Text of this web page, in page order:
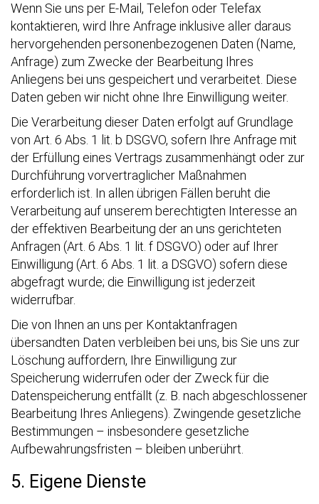
Wenn Sie uns per E-Mail, Telefon oder Telefax
kontaktieren, wird Ihre Anfrage inklusive aller daraus
hervorgehenden personenbezogenen Daten (Name,
Anfrage) zum Zwecke der Bearbeitung Ihres
Anliegens bei uns gespeichert und verarbeitet. Diese
Daten geben wir nicht ohne Ihre Einwilligung weiter.
Die Verarbeitung dieser Daten erfolgt auf Grundlage
von Art. 6 Abs. 1 lit. b DSGVO, sofern Ihre Anfrage mit
der Erfüllung eines Vertrags zusammenhängt oder zur
Durchführung vorvertraglicher Maßnahmen
erforderlich ist. In allen übrigen Fällen beruht die
Verarbeitung auf unserem berechtigten Interesse an
der effektiven Bearbeitung der an uns gerichteten
Anfragen (Art. 6 Abs. 1 lit. f DSGVO) oder auf Ihrer
Einwilligung (Art. 6 Abs. 1 lit. a DSGVO) sofern diese
abgefragt wurde; die Einwilligung ist jederzeit
widerrufbar.
Die von Ihnen an uns per Kontaktanfragen
übersandten Daten verbleiben bei uns, bis Sie uns zur
Löschung auffordern, Ihre Einwilligung zur
Speicherung widerrufen oder der Zweck für die
Datenspeicherung entfällt (z. B. nach abgeschlossener
Bearbeitung Ihres Anliegens). Zwingende gesetzliche
Bestimmungen – insbesondere gesetzliche
Aufbewahrungsfristen – bleiben unberührt.
5. Eigene Dienste